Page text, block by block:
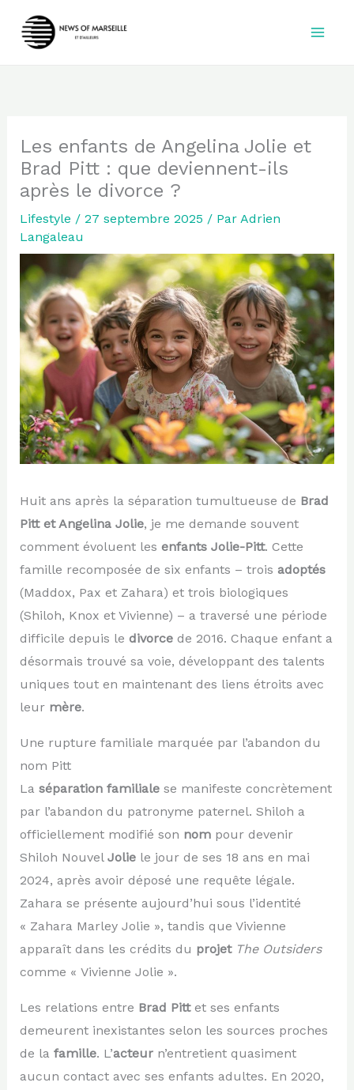
Les enfants de Angelina Jolie et
Brad Pitt : que deviennent-ils
après le divorce ?
Lifestyle / 27 septembre 2025 / Par Adrien
Langaleau
Huit ans après la séparation tumultueuse de Brad
Pitt et Angelina Jolie, je me demande souvent
comment évoluent les enfants Jolie-Pitt. Cette
famille recomposée de six enfants – trois adoptés
(Maddox, Pax et Zahara) et trois biologiques
(Shiloh, Knox et Vivienne) – a traversé une période
difficile depuis le divorcede 2016. Chaque enfant a
désormais trouvé sa voie, développant des talents
uniques tout en maintenant des liens étroits avec
leur mère.
Une rupture familiale marquée par l’abandon du
nom Pitt
La séparation familialese manifeste concrètement
par l’abandon du patronyme paternel. Shiloh a
officiellement modifié son nompour devenir
Shiloh Nouvel Joliele jour de ses 18 ans en mai
2024, après avoir déposé une requête légale.
Zahara se présente aujourd’hui sous l’identité
« Zahara Marley Jolie », tandis que Vivienne
apparaît dans les crédits du projet The Outsiders
comme « Vivienne Jolie ».
Les relations entre Brad Pittet ses enfants
demeurent inexistantes selon les sources proches
de la famille. L’acteurn’entretient quasiment
aucun contact avec ses enfants adultes. En 2020,